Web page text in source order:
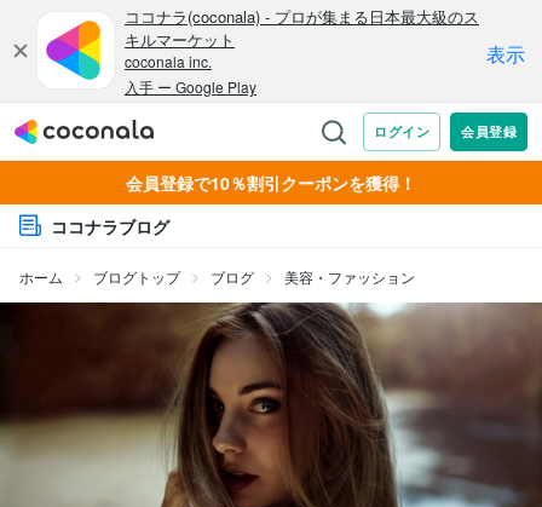
会員登録で10％割引クーポンを獲得！
ココナラブログ
ホーム ブログトップ ブログ 美容・ファッション